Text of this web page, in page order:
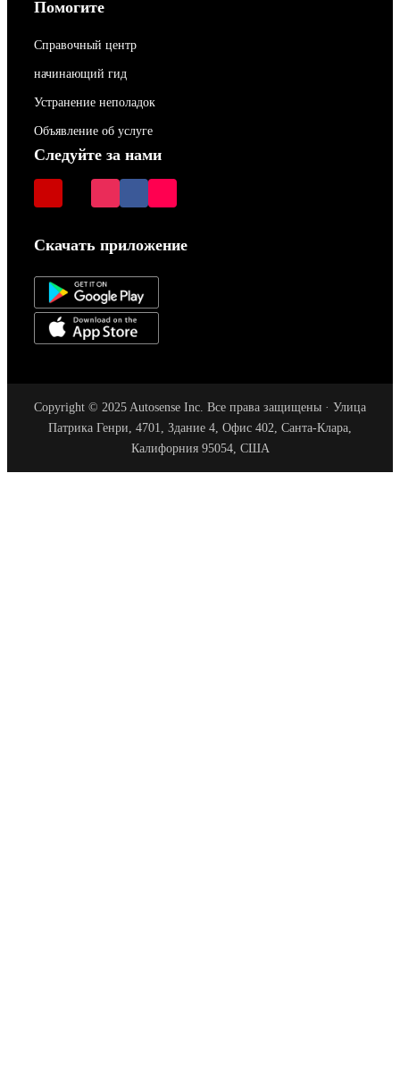
Помогите
Справочный центр
начинающий гид
Устранение неполадок
Объявление об услуге
Следуйте за нами
Скачать приложение
Copyright © 2025 Autosense Inc. Все права защищены · Улица
Патрика Генри, 4701, Здание 4, Офис 402, Санта-Клара,
Калифорния 95054, США